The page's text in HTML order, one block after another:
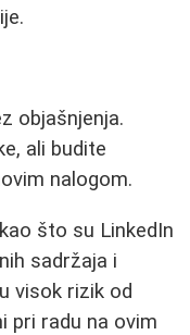
objašnjenja.
ali budite
nalogom.
što su LinkedIn
sadržaja i
visok rizik od
pri radu na ovim